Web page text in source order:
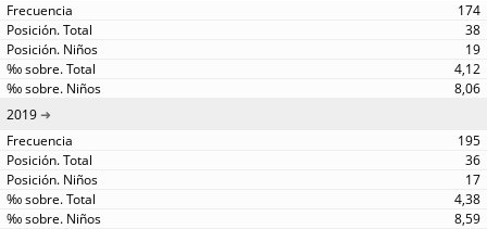
174
38
19
4,12
8,06
2019
195
36
17
4,38
8,59